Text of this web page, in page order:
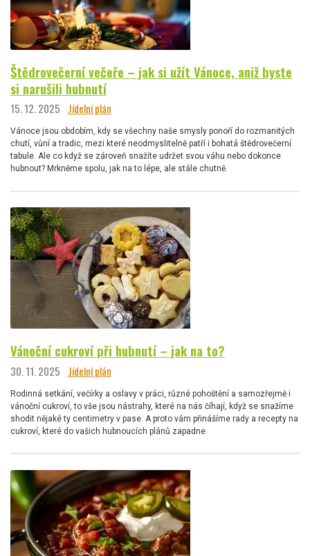
Štědrovečerní večeře – jak si užít Vánoce, aniž byste
si narušili hubnutí
15. 12. 2025 Jídelní plán
Vánoce jsou obdobím, kdy se všechny naše smysly ponoří do rozmanitých
chutí, vůní a tradic, mezi které neodmyslitelně patří i bohatá štědrovečerní
tabule. Ale co když se zároveň snažíte udržet svou váhu nebo dokonce
hubnout? Mrkněme spolu, jak na to lépe, ale stále chutně.
Vánoční cukroví při hubnutí – jak na to?
30. 11. 2025 Jídelní plán
Rodinná setkání, večírky a oslavy v práci, různé pohoštění a samozřejmě i
vánoční cukroví, to vše jsou nástrahy, které na nás číhají, když se snažíme
shodit nějaké ty centimetry v pase. A proto vám přinášíme rady a recepty na
cukroví, které do vašich hubnoucích plánů zapadne.